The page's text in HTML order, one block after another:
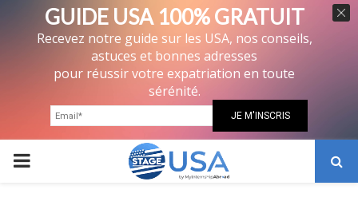
PRIMARY
GUIDE USA 100% GRATUIT
Recevez notre guide sur les USA, nos conseils,
astuces et bonnes adresses
pour réussir votre expatriation en toute
sérénité.